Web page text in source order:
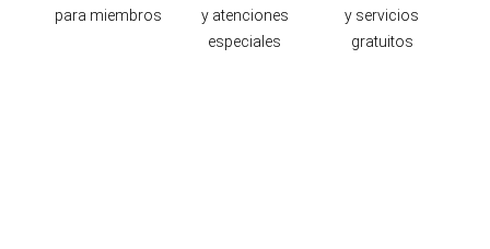
para miembros
y atenciones
especiales
y servicios
gratuitos